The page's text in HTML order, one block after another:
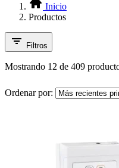
Inicio
Productos
Filtros
Mostrando 12 de 409
Ordenar por: